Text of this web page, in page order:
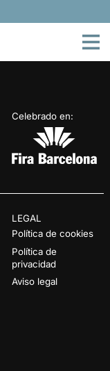
Celebrado en:
LEGAL
Política de cookies
Política de
privacidad
Aviso legal